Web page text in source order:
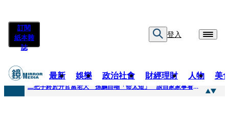
訂閱
紙本雜
誌
登入
最新 娛樂 政治社會 財經理財 人物 美
快訊
二把手終於升官當老大 孫鵬自嘲「命太短」 談自家家事看超開：誰家鍋底沒灰塵